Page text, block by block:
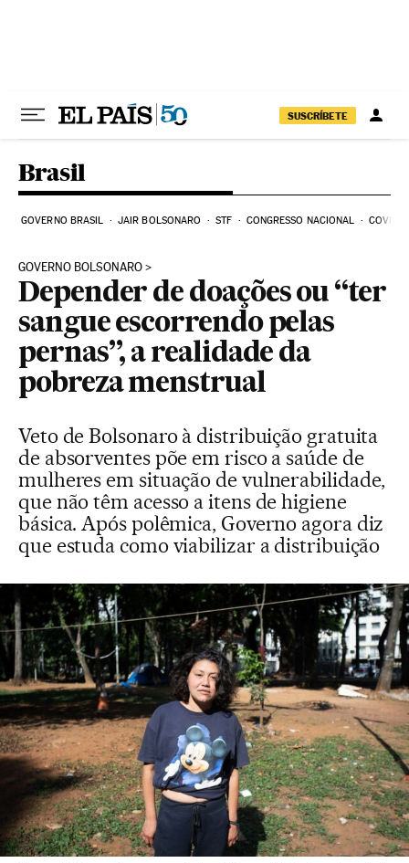
SUSCRÍBETE
Brasil
GOVERNO BRASIL JAIR BOLSONARO STF CONGRESSO NACIONAL COVID-
GOVERNO BOLSONARO
Depender de doações ou “ter
sangue escorrendo pelas
pernas”, a realidade da
pobreza menstrual
Veto de Bolsonaro à distribuição gratuita
de absorventes põe em risco a saúde de
mulheres em situação de vulnerabilidade,
que não têm acesso a itens de higiene
básica. Após polêmica, Governo agora diz
que estuda como viabilizar a distribuição